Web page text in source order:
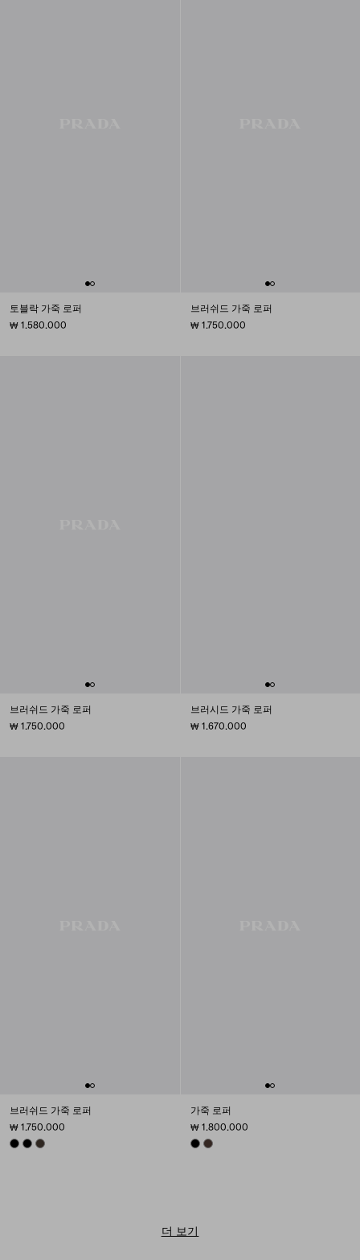
토블락 가죽 로퍼
₩ 1.580.000
브러쉬드 가죽 로퍼
₩ 1.750.000
브러쉬드 가죽 로퍼
₩ 1.750.000
브러시드 가죽 로퍼
₩ 1.670.000
브러쉬드 가죽 로퍼
₩ 1.750.000
BLACKBLACKBURNT BROWN
가죽 로퍼
₩ 1.800.000
BLACKEBONY
더 보기